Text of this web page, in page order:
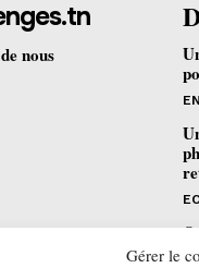
Gérer le
nous